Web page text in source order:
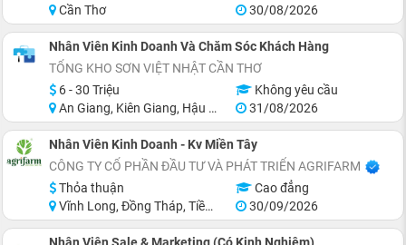
Cần Thơ
30/08/2026
Nhân Viên Kinh Doanh Và Chăm Sóc Khách Hàng
TỔNG KHO SƠN VIỆT NHẬT CẦN THƠ
6 - 30 Triệu
Không yêu cầu
An Giang, Kiên Giang, Hậu Giang, Sóc Trăng, Bạc Liêu, Cà Mau
31/08/2026
Nhân Viên Kinh Doanh - Kv Miền Tây
CÔNG TY CỔ PHẦN ĐẦU TƯ VÀ PHÁT TRIỂN AGRIFARM
Thỏa thuận
Cao đẳng
Vĩnh Long, Đồng Tháp, Tiền Giang, Hậu Giang, Sóc Trăng, Bến Tre
30/09/2026
Nhân Viên Sale & Marketing (Có Kinh Nghiệm)